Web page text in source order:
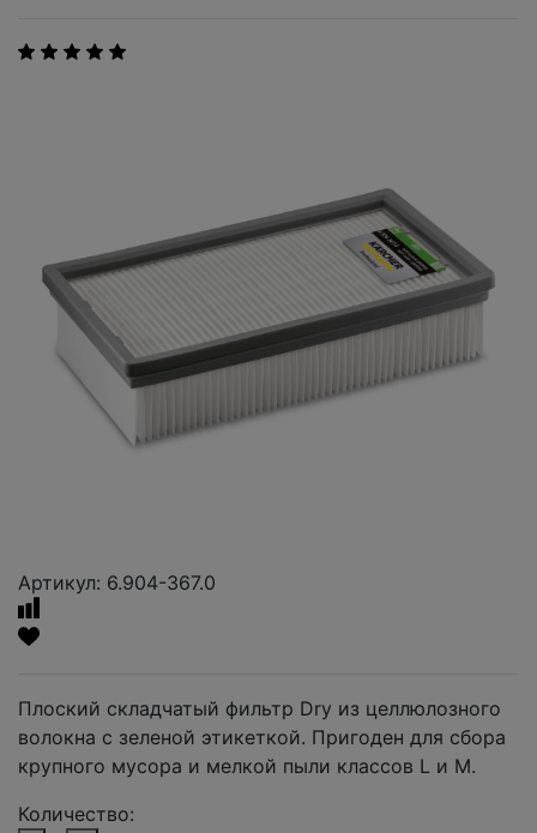
Артикул: 6.904-367.0
Плоский складчатый фильтр Dry из целлюлозного
волокна с зеленой этикеткой. Пригоден для сбора
крупного мусора и мелкой пыли классов L и M.
Количество: